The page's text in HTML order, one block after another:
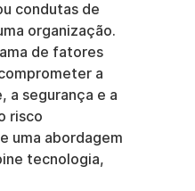
condutas de
organização.
de fatores
a
a segurança e a
risco
uma abordagem
tecnologia,